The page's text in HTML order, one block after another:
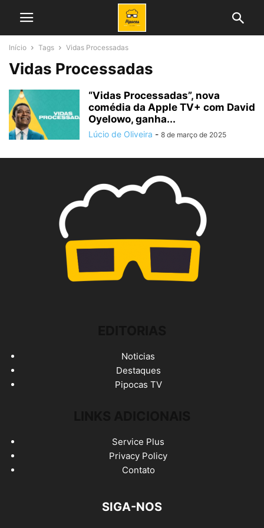
Início Tags Vidas Processadas
Vidas Processadas
“Vidas Processadas”, nova
comédia da Apple TV+ com David
Oyelowo, ganha...
Lúcio de Oliveira - 8 de março de 2025
Noticias
Destaques
Pipocas TV
Service Plus
Privacy Policy
Contato
SIGA-NOS